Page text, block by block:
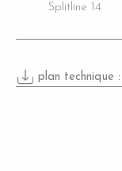
Splitline 14
plan technique :